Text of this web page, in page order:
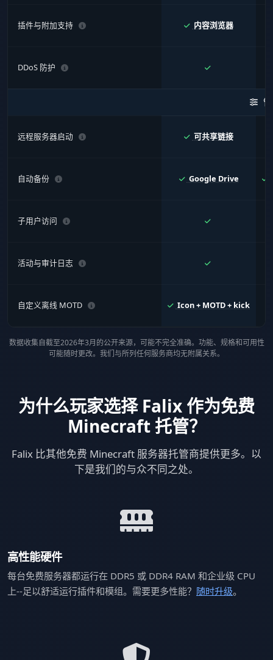
插件与附加支持 内容浏览器
DDoS 防护
远程服务器启动 可共享链接
自动备份 Google Drive
子用户访问
活动与审计日志
自定义离线 MOTD Icon + MOTD + kick
数据收集自截至2026年3月的公开来源，可能不完全准确。功能、规格和可用性
可能随时更改。我们与所列任何服务商均无附属关系。
为什么玩家选择 Falix 作为免费
Minecraft 托管？
Falix 比其他免费 Minecraft 服务器托管商提供更多。以
下是我们的与众不同之处。
高性能硬件
每台免费服务器都运行在 DDR5 或 DDR4 RAM 和企业级 CPU
上--足以舒适运行插件和模组。需要更多性能？ 随时升级。